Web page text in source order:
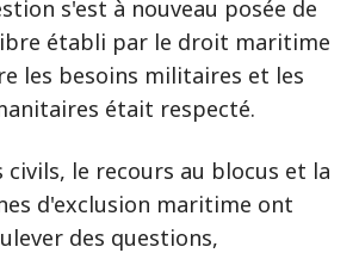
s'est à nouveau posée de
établi par le droit maritime
les besoins militaires et les
était respecté.
civils, le recours au blocus et la
d'exclusion maritime ont
des questions,